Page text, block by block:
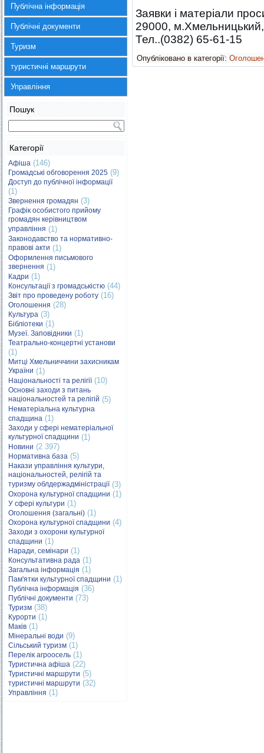
Публічна інформація
Публічні документи
Туризм
туристичні маршрути
Управління
Пошук
Категорії
Афіша (146)
Громадські обговорення 2025 (9)
Доступ до публічної інформації
(1)
Звернення громадян (3)
Графік особистого прийому
громадян керівництвом
управління (1)
Законодавство та нормативно-
правові акти (1)
Оформлення письмового
звернення (1)
Кадри (1)
Консультації з громадськістю (44)
Звіт про проведену роботу (16)
Оголошення (28)
Культура (3)
Бібліотеки (1)
Музеї. Заповідники (1)
Театрально-концертні установи
(1)
Митці Хмельниччини захисникам
України (1)
Національності та релігії(10)
Основні заходи з питань
національностей та релігій (5)
Нематеріальна культурна
спадщина (1)
Заходи у сфері нематеріальної
культурної спадщини (1)
Новини (2 397)
Нормативна база (5)
Накази управління культури,
національностей, релігій та
туризму облдержадміністрації(3)
Охорона культурної спадщини (1)
У сфері культури (1)
Оголошення (загальні) (1)
Охорона культурної спадщини (4)
Заходи з охорони культурної
спадщини (1)
Наради, семінари (1)
Консультативна рада (1)
Загальна інформація (1)
Пам'ятки культурної спадщини (1)
Публічна інформація (36)
Публічні документи (73)
Туризм (38)
Курорти (1)
Маків (1)
Мінеральні води (9)
Сільський туризм (1)
Перелік агроосель (1)
Туристична афіша (22)
Туристичні маршрути (5)
туристичні маршрути (32)
Управління (1)
Заявки і матеріали
29000,
Тел..(0382) 65-61-15
Опубліковано в категорії: